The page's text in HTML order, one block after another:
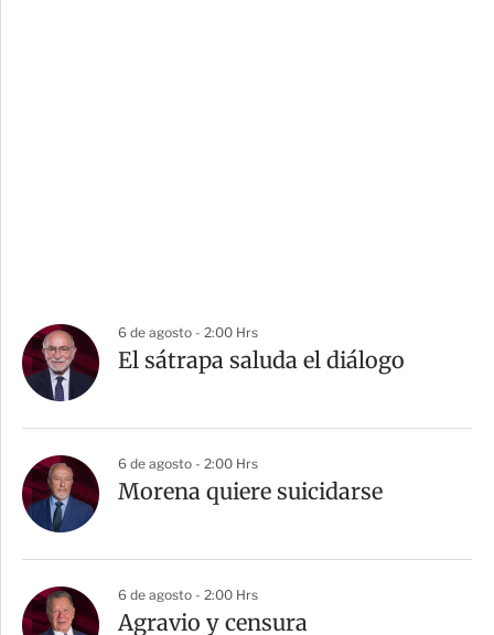
6 de agosto - 2:00 Hrs
El sátrapa saluda el diálogo
6 de agosto - 2:00 Hrs
Morena quiere suicidarse
6 de agosto - 2:00 Hrs
Agravio y censura